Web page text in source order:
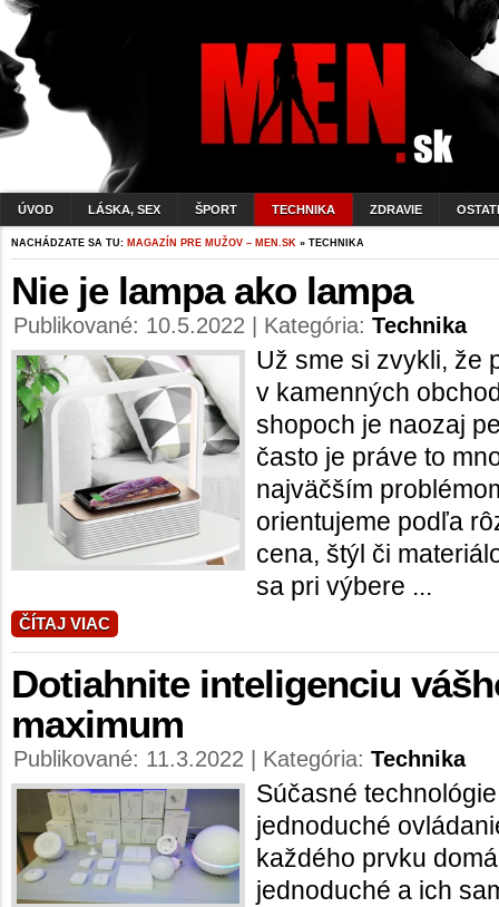
ÚVOD LÁSKA, SEX ŠPORT TECHNIKA ZDRAVIE
NACHÁDZATE SA TU: MAGAZÍN PRE MUŽOV – MEN.SK » TECHNIKA
Nie je lampa ako lampa
Publikované: 10.5.2022 | Kategória: Technika
Už sme si zvykli, že
v kamenných
shopoch je naozaj
často je práve to
najväčším
orientujeme podľa
cena, štýl či
sa pri výbere ...
ČÍTAJ VIAC
Dotiahnite inteligenciu
maximum
Publikované: 11.3.2022 | Kategória: Technika
Súčasné
jednoduché
každého prvku
jednoduché a ich